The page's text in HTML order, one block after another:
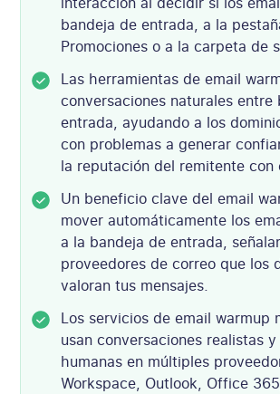
bandeja de entrada, a la
Promociones o a la carpeta de
Las herramientas de email
conversaciones naturales entre
entrada, ayudando a los
con problemas a generar
la reputación del remitente con
Un beneficio clave del email
mover automáticamente los
a la bandeja de entrada,
proveedores de correo que los
valoran tus mensajes.
Los servicios de email warmup
usan conversaciones realistas
humanas en múltiples
Workspace, Outlook, Office